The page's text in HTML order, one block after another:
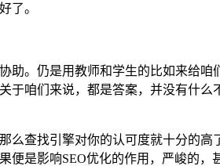
了。
助。仍是用教师和学生的比如来给
于咱们来说，都是答案，并没有什
查找引擎对你的认可度就十分的
是影响SEO优化的作用，严峻的，